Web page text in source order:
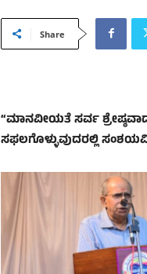
Share
“ಮಾನವೀಯತೆ ಸರ್ವ
ಸಫಲಗೊಳ್ಳುವುದರಲ್ಲಿ